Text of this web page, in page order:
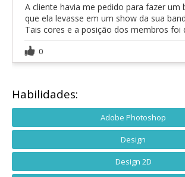
A cliente havia me pedido para fazer um
que ela levasse em um show da sua
Tais cores e a posição dos membros foi
0
Habilidades:
Adobe Photoshop
Design
Design 2D